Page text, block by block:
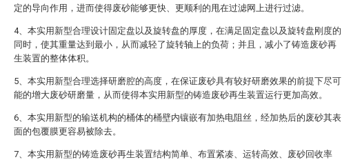
定的导向作用，进而使得废砂能够更快、更顺利的甩在过滤网上进行过滤。
4、本实用新型合理设计固定盘以及旋转盘的厚度，在满足固定盘以及旋转盘刚度的
同时，使其重量达到最小，从而减轻了旋转轴上的负荷；并且，减小了铸造废砂再
生装置的整体体积。
5、本实用新型合理选择研磨腔的高度，在保证废砂具有较好研磨效果的前提下尽可
能的增大废砂研磨量，从而使得本实用新型的铸造废砂再生装置运行更加高效。
6、本实用新型的输送机构的桶体的桶壁内镶嵌有加热电阻丝，经加热后的废砂其表
面的包覆膜更容易被除去。
7、本实用新型的铸造废砂再生装置结构简单、布置紧凑、运转高效、废砂回收率